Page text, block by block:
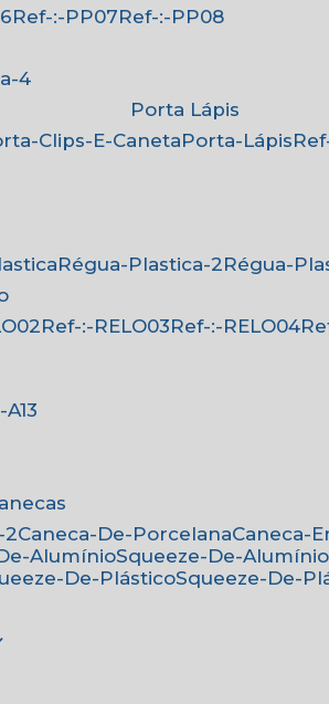
Ref-:-PP07
Ref-:-PP08
4
Porta Lápis
Clips-E-Caneta
Porta-Lápis
Régua-Plastica-2
Régua-
Ref-:-RELO03 Ref-:-RELO04
A13
2 Caneca-De-Porcelana
Caneca-
Alumínio Squeeze-De-
De-Plástico Squeeze-De-